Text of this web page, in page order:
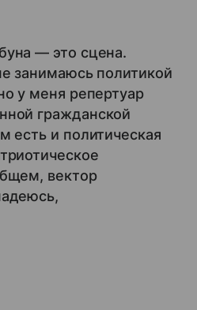
— это сцена.
занимаюсь политикой
у меня репертуар
гражданской
есть и политическая
вектор